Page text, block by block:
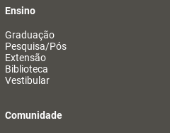
Ensino
Graduação
Pesquisa/Pós
Extensão
Biblioteca
Vestibular
Comunidade